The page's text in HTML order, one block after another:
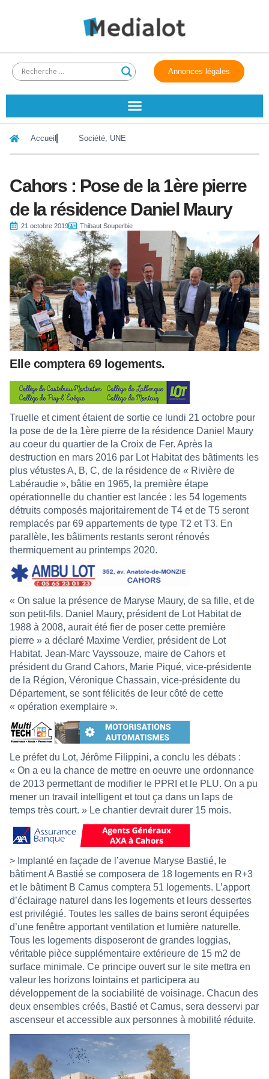
Annonces légales
Accueil Société, UNE
Cahors : Pose de la 1ère pierre
de la résidence Daniel Maury
21 octobre 2019 Thibaut Souperbie
Elle comptera 69 logements.
Truelle et ciment étaient de sortie ce lundi 21 octobre pour
la pose de de la 1ère pierre de la résidence Daniel Maury
au coeur du quartier de la Croix de Fer. Après la
destruction en mars 2016 par Lot Habitat des bâtiments les
plus vétustes A, B, C, de la résidence de « Rivière de
Labéraudie », bâtie en 1965, la première étape
opérationnelle du chantier est lancée : les 54 logements
détruits composés majoritairement de T4 et de T5 seront
remplacés par 69 appartements de type T2 et T3. En
parallèle, les bâtiments restants seront rénovés
thermiquement au printemps 2020.
« On salue la présence de Maryse Maury, de sa fille, et de
son petit-fils. Daniel Maury, président de Lot Habitat de
1988 à 2008, aurait été fier de poser cette première
pierre » a déclaré Maxime Verdier, président de Lot
Habitat. Jean-Marc Vayssouze, maire de Cahors et
président du Grand Cahors, Marie Piqué, vice-présidente
de la Région, Véronique Chassain, vice-présidente du
Département, se sont félicités de leur côté de cette
« opération exemplaire ».
Le préfet du Lot, Jérôme Filippini, a conclu les débats :
« On a eu la chance de mettre en oeuvre une ordonnance
de 2013 permettant de modifier le PPRI et le PLU. On a pu
mener un travail intelligent et tout ça dans un laps de
temps très court. » Le chantier devrait durer 15 mois.
> Implanté en façade de l’avenue Maryse Bastié, le
bâtiment A Bastié se composera de 18 logements en R+3
et le bâtiment B Camus comptera 51 logements. L’apport
d’éclairage naturel dans les logements et leurs dessertes
est privilégié. Toutes les salles de bains seront équipées
d’une fenêtre apportant ventilation et lumière naturelle.
Tous les logements disposeront de grandes loggias,
véritable pièce supplémentaire extérieure de 15 m2 de
surface minimale. Ce principe ouvert sur le site mettra en
valeur les horizons lointains et participera au
développement de la sociabilité de voisinage. Chacun des
deux ensembles créés, Bastié et Camus, sera desservi par
ascenseur et accessible aux personnes à mobilité réduite.